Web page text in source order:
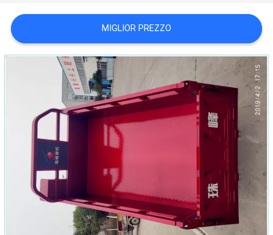
MAPPA
DEL
PRIVACY
POLICY
MIGLIOR PREZZO